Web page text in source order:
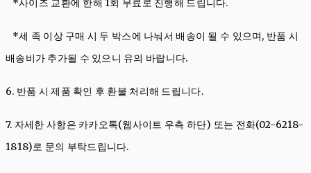
*사이즈 교환에 한해 1회 무료로 진행해 드립니다.
*세 족 이상 구매 시 두 박스에 나눠서 배송이 될 수 있으며, 반품 시
배송비가 추가될 수 있으니 유의 바랍니다.
6. 반품 시 제품 확인 후 환불 처리해 드립니다.
7. 자세한 사항은 카카오톡(웹사이트 우측 하단) 또는 전화(02-6218-
1818)로 문의 부탁드립니다.